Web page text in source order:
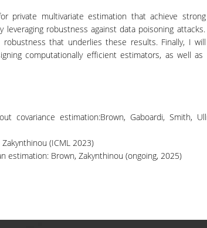
private multivariate estimation that achieve
robustness against data poisoning
that underlies these results. Finally, I
computationally efficient estimators, as well
covariance estimation:Brown, Gaboardi, Smith,
(ICML 2023)
estimation: Brown, Zakynthinou (ongoing, 2025)